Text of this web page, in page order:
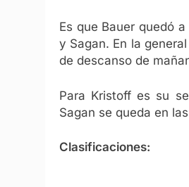
Es que Bauer quedó
y Sagan. En la
de descanso de
Para Kristoff es su
Sagan se queda en
Clasificaciones: